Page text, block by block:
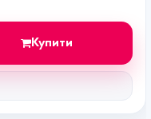
Купити